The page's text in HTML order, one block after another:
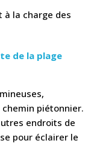
à la charge des
de la plage
piétonnier.
endroits de
pour éclairer le